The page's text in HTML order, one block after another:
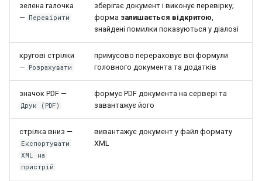
зелена галочка
— Перевірити
зберігає документ і виконує перевірку;
форма залишається відкритою
знайдені помилки показуються у діалозі
кругові стрілки
— Розрахувати
примусово перераховує всі формули
головного документа та додатків
значок PDF —
Друк (PDF)
формує PDF документа на сервері та
завантажує його
стрілка вниз —
Експортувати
XML на
пристрій
вивантажує документ у файл формату
XML